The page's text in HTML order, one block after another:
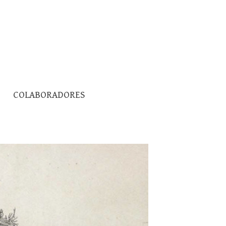
COLABORADORES